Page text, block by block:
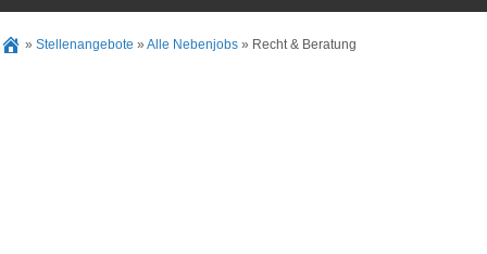
» Stellenangebote » Alle Nebenjobs » Recht & Beratung